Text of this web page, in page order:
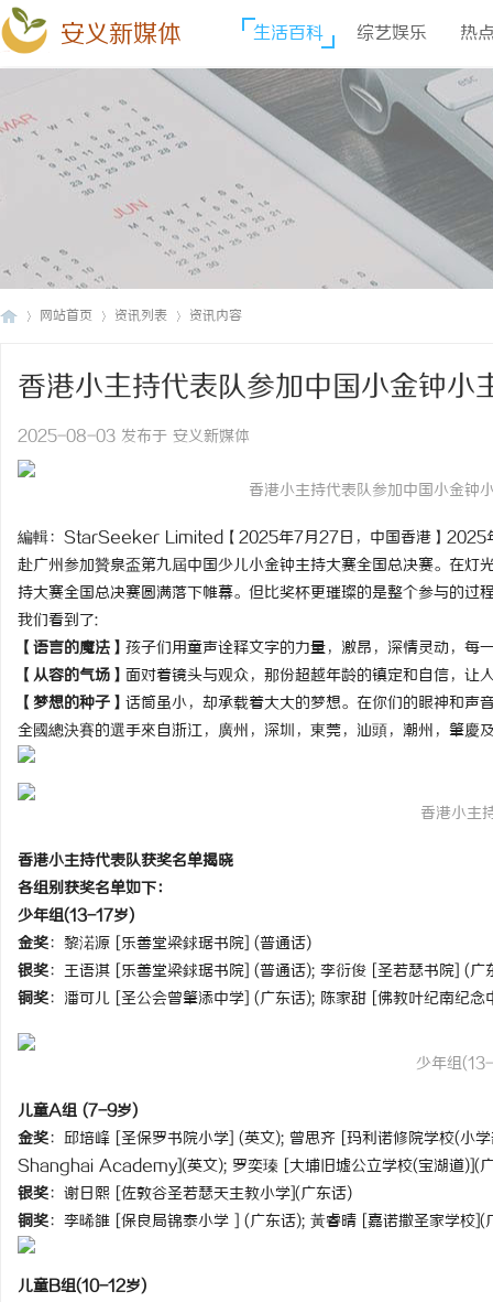
安义新媒体 生活百科 综艺娱乐 热
网站首页 资讯列表 资讯内容
香港小主持代表队参加中国小金钟小
2025-08-03 发布于 安义新媒体
香港小主持代表队参加中国小金钟
編輯：StarSeeker Limited【2025年7月27日，中国香港】2025
赴广州参加贊泉盃第九屆中国少儿小金钟主持大赛全国总决赛。在
持大赛全国总决赛圆满落下帷幕。但比奖杯更璀璨的是整个参与的
我们看到了:
【语言的魔法】 孩子们用童声诠释文字的力量，激昂，深情灵动，每
【从容的气场】 面对着镜头与观众，那份超越年龄的镇定和自信，让
【梦想的种子】 话筒虽小，却承载着大大的梦想。在你们的眼神和声
全國總決賽的選手來自浙江，廣州，深圳，東莞，汕頭，潮州，肇慶
香港小主
香港小主持代表队获奖名单揭晓
各组别获奖名单如下：
少年组(13-17岁)
金奖：黎渃源 [乐善堂梁銶琚书院] (普通话)
银奖：王语淇 [乐善堂梁銶琚书院] (普通话); 李衍俊 [圣若瑟书院] (
铜奖：潘可儿 [圣公会曾肇添中学] (广东话); 陈家甜 [佛教叶纪南纪念
少年组
儿童A组 (7-9岁)
金奖：邱培峰 [圣保罗书院小学] (英文); 曾思齐 [玛利诺修院学校(
Shanghai Academy](英文); 罗奕瑧 [大埔旧墟公立学校(宝湖道)](
银奖：谢日熙 [佐敦谷圣若瑟天主教小学](广东话)
铜奖：李晞雒 [保良局锦泰小学 ] (广东话); 黃睿晴 [嘉诺撒圣家学校](
儿童B组(10-12岁)
ai却天天给他免费派单？